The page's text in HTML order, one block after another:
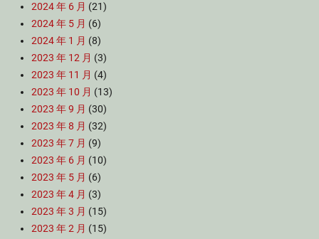
2024 年 6 月 (21)
2024 年 5 月 (6)
2024 年 1 月 (8)
2023 年 12 月 (3)
2023 年 11 月 (4)
2023 年 10 月 (13)
2023 年 9 月 (30)
2023 年 8 月 (32)
2023 年 7 月 (9)
2023 年 6 月 (10)
2023 年 5 月 (6)
2023 年 4 月 (3)
2023 年 3 月 (15)
2023 年 2 月 (15)